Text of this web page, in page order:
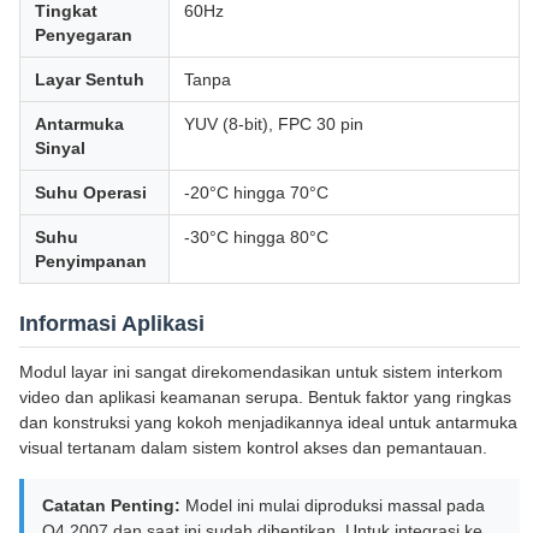
Tingkat
Penyegaran
60Hz
Layar Sentuh Tanpa
Antarmuka
Sinyal
YUV (8-bit), FPC 30 pin
Suhu Operasi -20°C hingga 70°C
Suhu
Penyimpanan
-30°C hingga 80°C
Informasi Aplikasi
Modul layar ini sangat direkomendasikan untuk sistem interkom
video dan aplikasi keamanan serupa. Bentuk faktor yang ringkas
dan konstruksi yang kokoh menjadikannya ideal untuk antarmuka
visual tertanam dalam sistem kontrol akses dan pemantauan.
Catatan Penting: Model ini mulai diproduksi massal pada